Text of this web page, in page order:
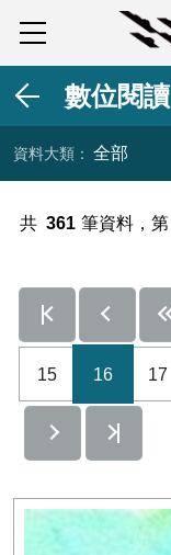
數位閱讀
全部
共 361 筆資料，第
15 16 17